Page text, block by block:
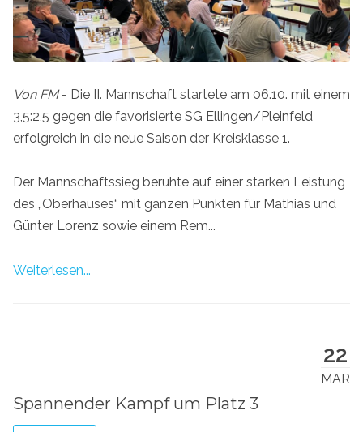
Von FM- Die II. Mannschaft startete am 06.10. mit einem
3,5:2,5 gegen die favorisierte SG Ellingen/Pleinfeld
erfolgreich in die neue Saison der Kreisklasse 1.
Der Mannschaftssieg beruhte auf einer starken Leistung
des „Oberhauses“ mit ganzen Punkten für Mathias und
Günter Lorenz sowie einem Rem...
Weiterlesen...
22
MAR
Spannender Kampf um Platz 3